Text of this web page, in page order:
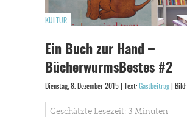
KULTUR
Ein Buch zur Hand –
BücherwurmsBestes #2
Dienstag, 8. Dezember 2015 | Text: Gastbeitrag| Bild:
Geschätzte Lesezeit: 3 Minuten